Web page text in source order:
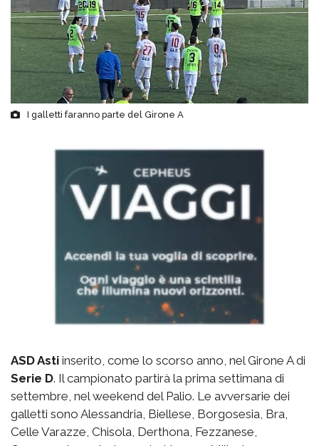
I galletti faranno parte del Girone A
ASD Asti inserito, come lo scorso anno, nel Girone A di
Serie D. Il campionato partirà la prima settimana di
settembre, nel weekend del Palio. Le avversarie dei
galletti sono Alessandria, Biellese, Borgosesia, Bra,
Celle Varazze, Chisola, Derthona, Fezzanese,